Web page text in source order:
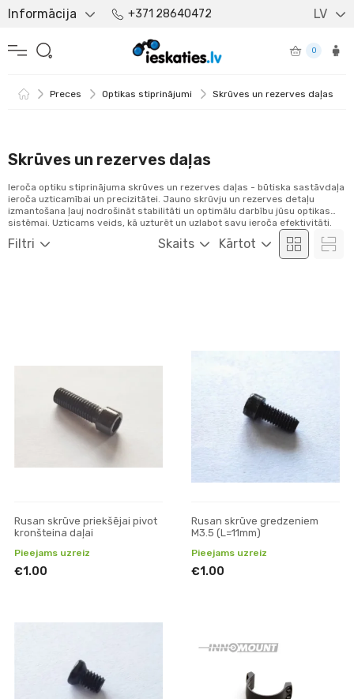
Informācija +371 28640472 LV
0
Preces Optikas stiprinājumi Skrūves un rezerves daļas
Skrūves un rezerves daļas
Filtri Skaits Kārtot
Ieroča optiku stiprinājuma skrūves un rezerves daļas - būtiska sastāvdaļa
ieroča uzticamībai un precizitātei. Jauno skrūvju un rezerves detaļu
izmantošana ļauj nodrošināt stabilitāti un optimālu darbību jūsu optikas
sistēmai. Uzticams veids, kā uzturēt un uzlabot savu ieroča efektivitāti.
Rusan skrūve priekšējai pivot
kronšteina daļai
Pieejams uzreiz
€1.00
Rusan skrūve gredzeniem
M3.5 (L=11mm)
Pieejams uzreiz
€1.00